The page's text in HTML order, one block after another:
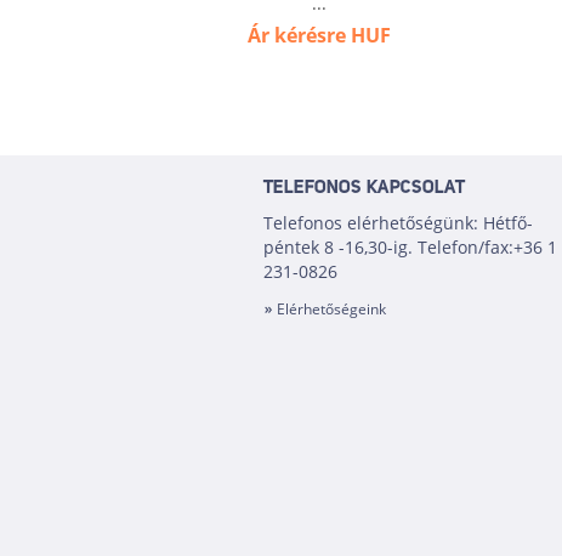
Ár kérésre HUF
TELEFONOS KAPCSOLAT
Telefonos elérhetőségünk: Hétfő-
péntek 8 -16,30-ig. Telefon/fax:+36 1
231-0826
Elérhetőségeink